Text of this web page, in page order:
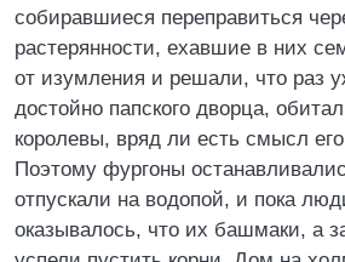
собиравшиеся переправиться
растерянности, ехавшие в них
от изумления и решали, что раз
достойно папского дворца,
королевы, вряд ли есть смысл
Поэтому фургоны
отпускали на водопой, и пока
оказывалось, что их башмаки, а